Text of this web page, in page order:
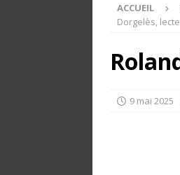
ACCUEIL
Dorgelès,
9 mai 2025